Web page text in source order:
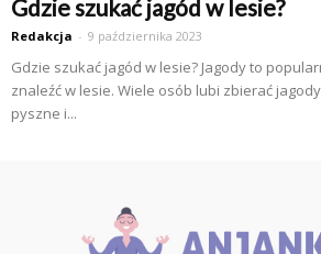
Gdzie szukać jagód w lesie?
Redakcja - 9 października 2023
Gdzie szukać jagód w lesie? Jagody to
znaleźć w lesie. Wiele osób lubi zbierać
pyszne i...